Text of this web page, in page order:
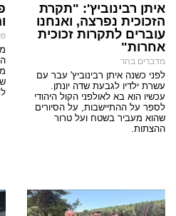
איתן רבינוביץ': "תקרת
הזכוכית נפרצה, ואנחנו
עוברים לתקרות זכוכית
אחרות"
מדברים בהר
לפני כשנה איתן רבינוביץ' עבר עם
עשרת ילדיו לגבעת שדה יונתן.
עכשיו הוא בא לאולפני הקול היהודי
לספר על ההתיישבות, על הסיורים
שהוא מעביר בשטח ועל טרור
ההצתות.